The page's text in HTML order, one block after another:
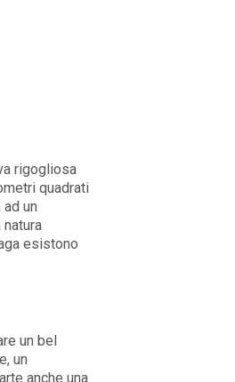
rigogliosa
quadrati
un
esistono
un bel
un
anche una